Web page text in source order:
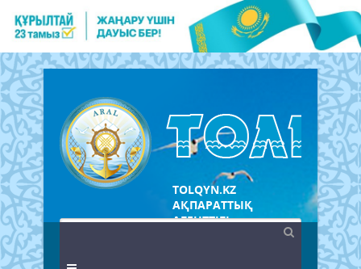
TOLQYN.KZ
АҚПАРАТТЫҚ
АГЕНТТІГІ